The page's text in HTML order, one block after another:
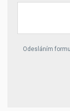
Your website *
Odesláním